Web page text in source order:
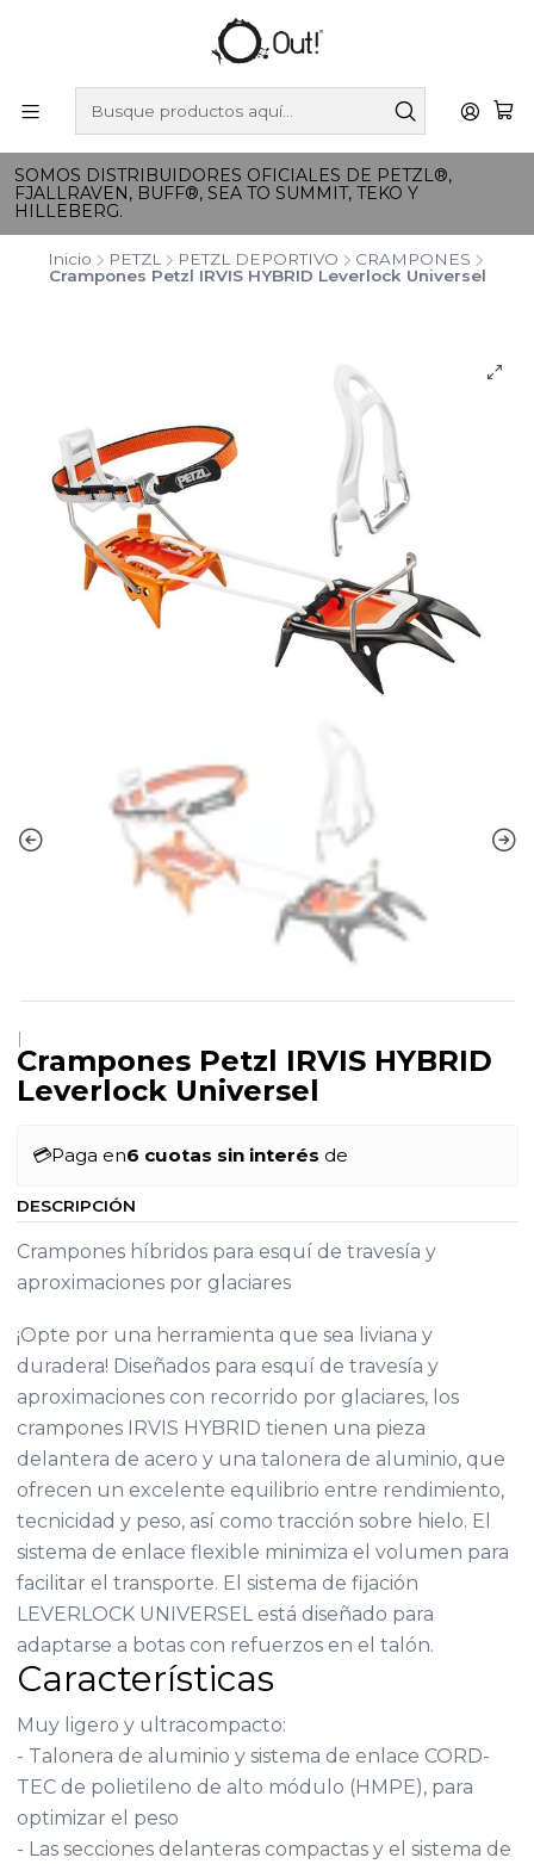
SOMOS DISTRIBUIDORES OFICIALES DE PETZL®,
FJALLRAVEN, BUFF®, SEA TO SUMMIT, TEKO Y
HILLEBERG.
Inicio PETZL PETZL DEPORTIVO
CRAMPONES
Crampones Petzl IRVIS HYBRID Leverlock Universel
|
Crampones Petzl IRVIS HYBRID
Leverlock Universel
💳Paga en6 cuotas sin interés de
DESCRIPCIÓN
Crampones híbridos para esquí de travesía y
aproximaciones por glaciares
¡Opte por una herramienta que sea liviana y
duradera! Diseñados para esquí de travesía y
aproximaciones con recorrido por glaciares, los
crampones IRVIS HYBRID tienen una pieza
delantera de acero y una talonera de aluminio, que
ofrecen un excelente equilibrio entre rendimiento,
tecnicidad y peso, así como tracción sobre hielo. El
sistema de enlace flexible minimiza el volumen para
facilitar el transporte. El sistema de fijación
LEVERLOCK UNIVERSEL está diseñado para
adaptarse a botas con refuerzos en el talón.
Características
Muy ligero y ultracompacto:
- Talonera de aluminio y sistema de enlace CORD-
TEC de polietileno de alto módulo (HMPE), para
optimizar el peso
- Las secciones delanteras compactas y el sistema de